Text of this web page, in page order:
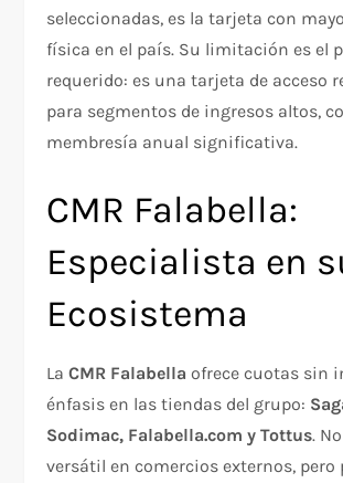
seleccionadas, es la tarjeta con
física en el país. Su limitación es el
requerido: es una tarjeta de acceso
para segmentos de ingresos altos,
membresía anual significativa.
CMR Falabella:
Especialista en
Ecosistema
LaCMR Falabella ofrece cuotas sin
énfasis en las tiendas del grupo:
Sodimac, Falabella.com y Tottus.
versátil en comercios externos, pero